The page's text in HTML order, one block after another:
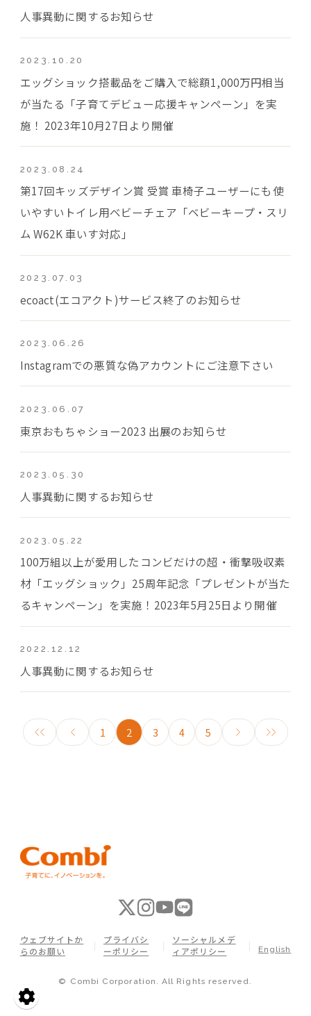
人事異動に関するお知らせ
2023.10.20
エッグショック搭載品をご購入で総額1,000万円相当
が当たる「子育てデビュー応援キャンペーン」を実
施！ 2023年10月27日より開催
2023.08.24
第17回キッズデザイン賞 受賞 車椅子ユーザーにも使
いやすいトイレ用ベビーチェア「ベビーキープ・スリ
ム W62K 車いす対応」
2023.07.03
ecoact(エコアクト)サービス終了のお知らせ
2023.06.26
Instagramでの悪質な偽アカウントにご注意下さい
2023.06.07
東京おもちゃショー2023 出展のお知らせ
2023.05.30
人事異動に関するお知らせ
2023.05.22
100万組以上が愛用したコンビだけの超・衝撃吸収素
材「エッグショック」25周年記念「プレゼントが当た
るキャンペーン」を実施！2023年5月25日より開催
2022.12.12
人事異動に関するお知らせ
1 2 3 4 5
© Combi Corporation. All Rights reserved.
ウェブサイトか
らのお願い
プライバシ
ーポリシー
ソーシャルメデ
ィアポリシー
English